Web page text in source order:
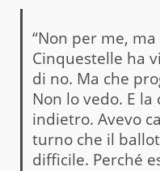
“Non per me,
Cinquestelle ha
di no. Ma che
Non lo vedo. E
indietro. Avevo
turno che il
difficile. Perché